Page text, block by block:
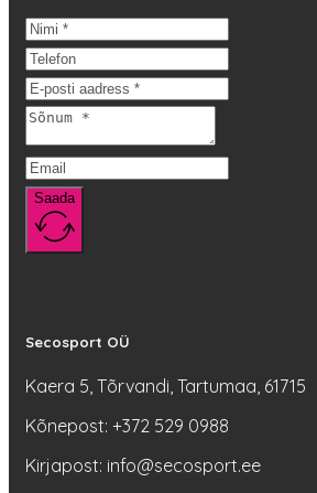
Saada
Secosport OÜ
Kaera 5, Tõrvandi, Tartumaa, 61715
Kõnepost: +372 529 0988
Kirjapost: info@secosport.ee